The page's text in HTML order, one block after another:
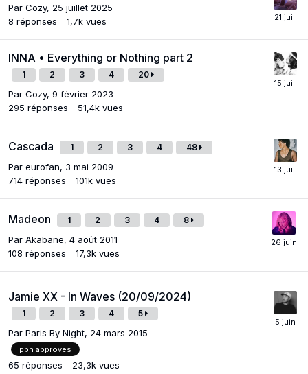
Par Cozy, 25 juillet 2025
8 réponses 1,7k vues
INNA • Everything or Nothing part 2
1 2 3 4 20
Par Cozy, 9 février 2023
295 réponses 51,4k vues
Cascada 1 2 3 4 48
Par eurofan, 3 mai 2009
714 réponses 101k vues
Madeon 1 2 3 4 8
Par Akabane, 4 août 2011
108 réponses 17,3k vues
Jamie XX - In Waves (20/09/2024)
1 2 3 4 5
Par Paris By Night, 24 mars 2015
pbn approves
65 réponses 23,3k vues